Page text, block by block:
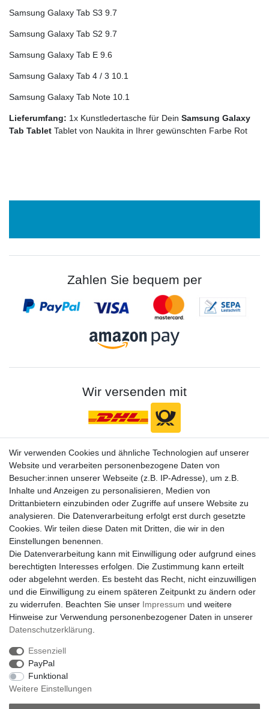
Samsung Galaxy Tab S3 9.7
Samsung Galaxy Tab S2 9.7
Samsung Galaxy Tab E 9.6
Samsung Galaxy Tab 4 / 3 10.1
Samsung Galaxy Tab Note 10.1
Lieferumfang: 1x Kunstledertasche für Dein Samsung Galaxy
Tab Tablet Tablet von Naukita in Ihrer gewünschten Farbe Rot
Zahlen Sie bequem per
Wir versenden mit
Gerne halten wir sie auf dem Laufenden
VORNAME NACHNAME
E-MAIL **
Newsletter
Honig
Hiermit bestätige ich, dass ich die
Abonnieren
** Hierbei handelt es sich um ein Pflichtfeld.
Barrierefreiheitserklärung
Vertrag widerrufen
Wir verwenden Cookies und ähnliche Technologien auf unserer
Website und verarbeiten personenbezogene Daten von
Besucher:innen unserer Webseite (z.B. IP-Adresse), um z.B.
Inhalte und Anzeigen zu personalisieren, Medien von
Drittanbietern einzubinden oder Zugriffe auf unsere Website zu
analysieren. Die Datenverarbeitung erfolgt erst durch gesetzte
Cookies. Wir teilen diese Daten mit Dritten, die wir in den
Einstellungen benennen.
Die Datenverarbeitung kann mit Einwilligung oder aufgrund eines
berechtigten Interesses erfolgen. Die Zustimmung kann erteilt
oder abgelehnt werden. Es besteht das Recht, nicht einzuwilligen
und die Einwilligung zu einem späteren Zeitpunkt zu ändern oder
zu widerrufen. Beachten Sie unser Impressum und weitere
Hinweise zur Verwendung personenbezogener Daten in unserer
Daten­schutz­erklärung
Essenziell
PayPal
Funktional
Weitere Einstellungen